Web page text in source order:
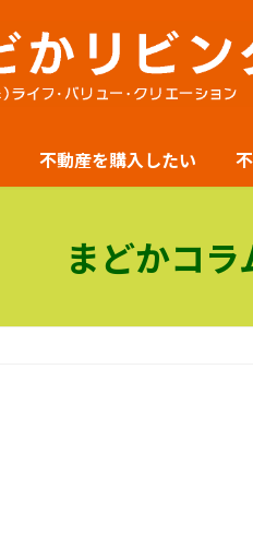
不動産を購入したい
まどかコラ